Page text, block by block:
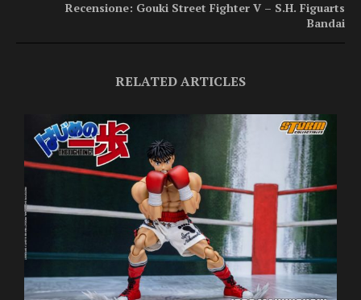
Recensione: Gouki Street Fighter V – S.H. Figuarts
Bandai
RELATED ARTICLES